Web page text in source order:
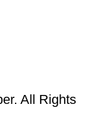
All Rights